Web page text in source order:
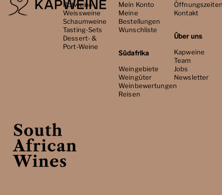
Rotweine
Weissweine
Schaumweine
Tasting-Sets
Dessert- &
Port-Weine
Mein Konto
Meine
Bestellungen
Wunschliste
Südafrika
Weingebiete
Weingüter
Weinbewertungen
Reisen
Kontakt
Über uns
Kapweine
Team
Jobs
Newsletter